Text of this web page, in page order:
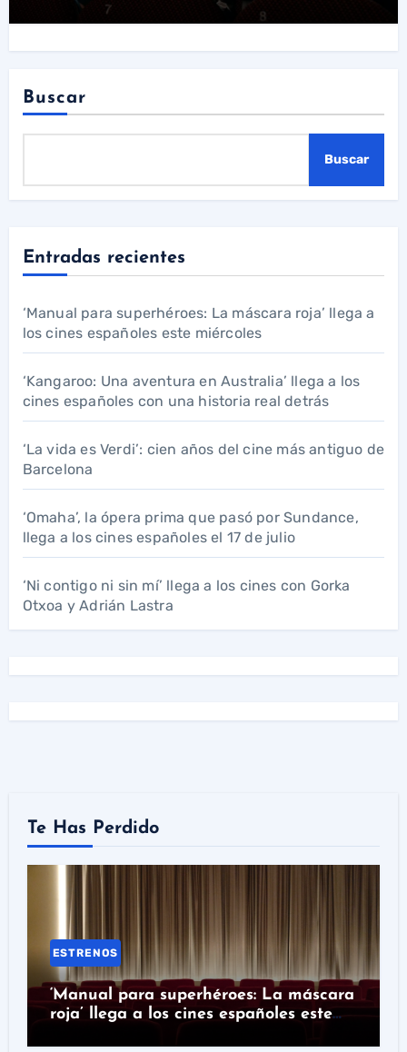
Buscar
Buscar
Entradas recientes
‘Manual para superhéroes: La máscara roja’ llega a
los cines españoles este miércoles
‘Kangaroo: Una aventura en Australia’ llega a los
cines españoles con una historia real detrás
‘La vida es Verdi’: cien años del cine más antiguo de
Barcelona
‘Omaha’, la ópera prima que pasó por Sundance,
llega a los cines españoles el 17 de julio
‘Ni contigo ni sin mí’ llega a los cines con Gorka
Otxoa y Adrián Lastra
Te Has Perdido
ESTRENOS
‘Manual para superhéroes: La máscara
roja’ llega a los cines españoles este